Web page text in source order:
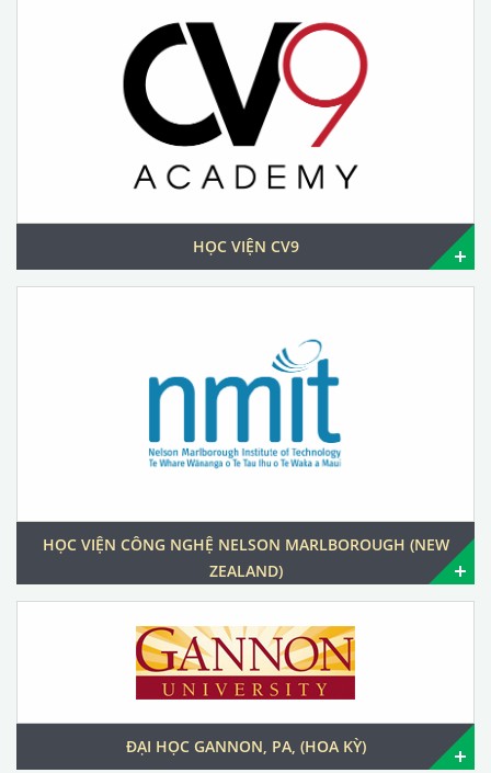
HỌC VIỆN CV9
HỌC VIỆN CÔNG NGHỆ NELSON MARLBOROUGH (NEW
ZEALAND)
ĐẠI HỌC GANNON, PA, (HOA KỲ)